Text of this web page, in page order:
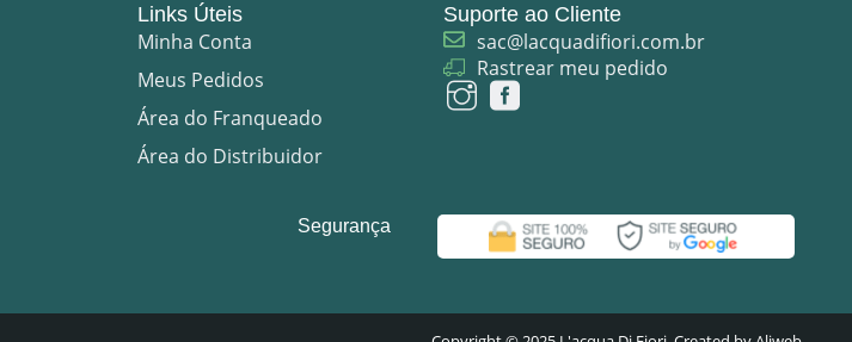
Links Úteis
Minha Conta
Meus Pedidos
Área do Franqueado
Área do Distribuidor
Suporte ao Cliente
sac@lacquadifiori.com.br
Rastrear meu pedido
Segurança